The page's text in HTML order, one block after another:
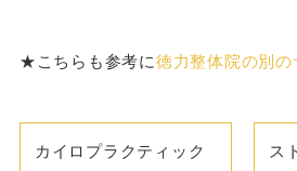
★こちらも参考に徳力整体院の別
カイロプラクティック ス